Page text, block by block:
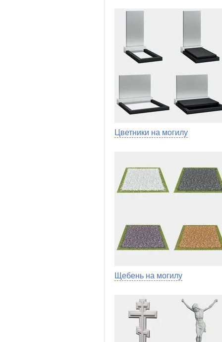
Цветники на могилу
Щебень на могилу